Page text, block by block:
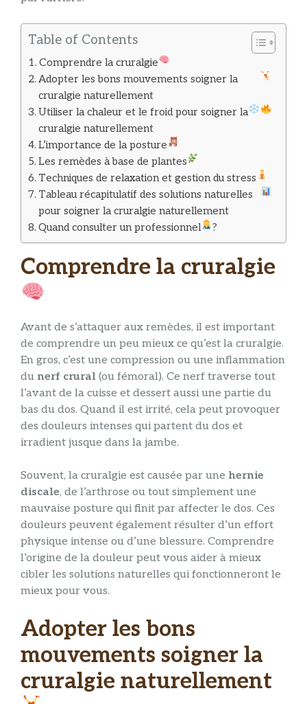
Table of Contents
Comprendre la cruralgie
Adopter les bons mouvements soigner la
cruralgie naturellement
Utiliser la chaleur et le froid pour soigner la
cruralgie naturellement
L’importance de la posture
Les remèdes à base de plantes
Techniques de relaxation et gestion du stress
Tableau récapitulatif des solutions naturelles
pour soigner la cruralgie naturellement
Quand consulter un professionnel
?
Comprendre la cruralgie
Avant de s’attaquer aux remèdes, il est important
de comprendre un peu mieux ce qu’est la cruralgie.
En gros, c’est une compression ou une inflammation
du nerf crural (ou fémoral). Ce nerf traverse tout
l’avant de la cuisse et dessert aussi une partie du
bas du dos. Quand il est irrité, cela peut provoquer
des douleurs intenses qui partent du dos et
irradient jusque dans la jambe.
Souvent, la cruralgie est causée par une hernie
discale, de l’arthrose ou tout simplement une
mauvaise posture qui finit par affecter le dos. Ces
douleurs peuvent également résulter d’un effort
physique intense ou d’une blessure. Comprendre
l’origine de la douleur peut vous aider à mieux
cibler les solutions naturelles qui fonctionneront le
mieux pour vous.
Adopter les bons
mouvements soigner la
cruralgie naturellement